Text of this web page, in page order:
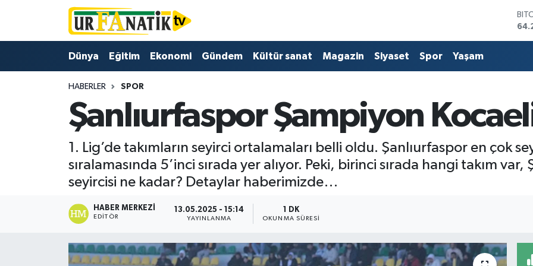
Dünya Eğitim Ekonomi Gündem Kültür sanat Magazin Siyaset Spor Yaşam
HABERLER SPOR
Şanlıurfaspor Şampiyon Kocaeli
1. Lig’de takımların seyirci ortalamaları belli oldu. Şanlıurfaspor en çok
sıralamasında 5’inci sırada yer alıyor. Peki, birinci sırada hangi takım
seyircisi ne kadar? Detaylar haberimizde…
HABER MERKEZI
EDITÖR
13.05.2025 - 15:14
YAYINLANMA
1 DK
OKUNMA SÜRESI
Süper Lig Puan Durumu ve Fikstür
Son Dakika Haberleri